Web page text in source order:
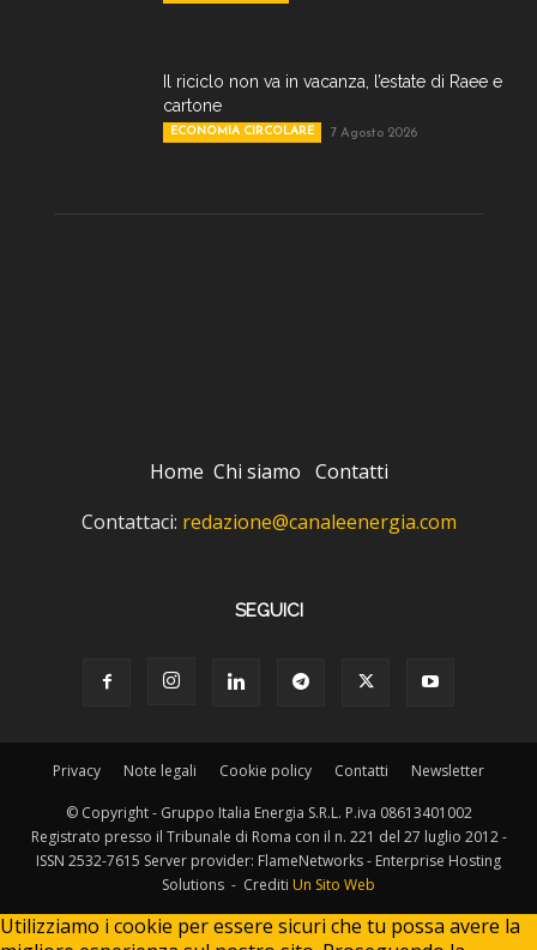
Il riciclo non va in vacanza, l’estate di Raee e
cartone
ECONOMIA CIRCOLARE 7 Agosto 2026
Home Chi siamo Contatti
Contattaci: redazione@canaleenergia.com
SEGUICI
Privacy Note legali Cookie policy Contatti Newsletter
© Copyright - Gruppo Italia Energia S.R.L. P.iva 08613401002
Registrato presso il Tribunale di Roma con il n. 221 del 27 luglio 2012 -
ISSN 2532-7615 Server provider: FlameNetworks - Enterprise Hosting
Solutions - Crediti Un Sito Web
Utilizziamo i cookie per essere sicuri che tu possa avere la